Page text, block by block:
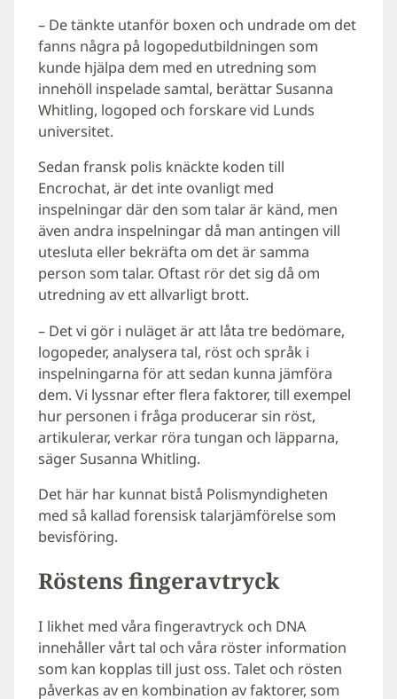
– De tänkte utanför boxen och undrade om det
fanns några på logopedutbildningen som
kunde hjälpa dem med en utredning som
innehöll inspelade samtal, berättar Susanna
Whitling, logoped och forskare vid Lunds
universitet.
Sedan fransk polis knäckte koden till
Encrochat, är det inte ovanligt med
inspelningar där den som talar är känd, men
även andra inspelningar då man antingen vill
utesluta eller bekräfta om det är samma
person som talar. Oftast rör det sig då om
utredning av ett allvarligt brott.
– Det vi gör i nuläget är att låta tre bedömare,
logopeder, analysera tal, röst och språk i
inspelningarna för att sedan kunna jämföra
dem. Vi lyssnar efter flera faktorer, till exempel
hur personen i fråga producerar sin röst,
artikulerar, verkar röra tungan och läpparna,
säger Susanna Whitling.
Det här har kunnat bistå Polismyndigheten
med så kallad forensisk talarjämförelse som
bevisföring.
Röstens fingeravtryck
I likhet med våra fingeravtryck och DNA
innehåller vårt tal och våra röster information
som kan kopplas till just oss. Talet och rösten
påverkas av en kombination av faktorer, som